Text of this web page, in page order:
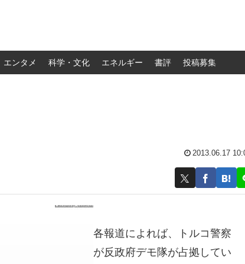
エンタメ 科学・文化 エネルギー 書評 投稿募集
2013.06.17
各報道によれば、トルコ警察
が反政府デモ隊が占拠してい